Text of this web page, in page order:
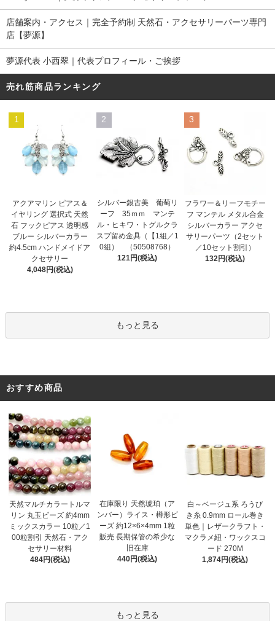
店舗案内・アクセス｜完全予約制 天然石・アクセサリーパーツ専門
店【夢源】
夢源代表 小西翠｜代表プロフィール・ご挨拶
売れ筋商品ランキング
1
アクアマリン ピアス＆
イヤリング 選択式 天然
石 フックピアス 透明感
ブルー シルバーカラー
約4.5cm ハンドメイドア
クセサリー
4,048円(税込)
2
シルバー銀古美 葡萄リ
ーフ 35ｍｍ マンテ
ル・ヒキワ・トグルクラ
スプ留め金具（【1組／1
0組） （50508768）
121円(税込)
3
フラワー＆リーフモチー
フ マンテル メタル合金
シルバーカラー アクセ
サリーパーツ（2セット
／10セット割引）
132円(税込)
もっと見る
おすすめ商品
天然マルチカラートルマ
リン 丸玉ビーズ 約4mm
ミックスカラー 10粒／1
00粒割引 天然石・アク
セサリー材料
484円(税込)
在庫限り 天然琥珀（ア
ンバー）ライス・樽形ビ
ーズ 約12×6×4mm 1粒
販売 長期保管の希少な
旧在庫
440円(税込)
白～ベージュ系 ろうび
き糸 0.9mm ロール巻き
単色｜レザークラフト・
マクラメ紐・ワックスコ
ード 270M
1,874円(税込)
もっと見る